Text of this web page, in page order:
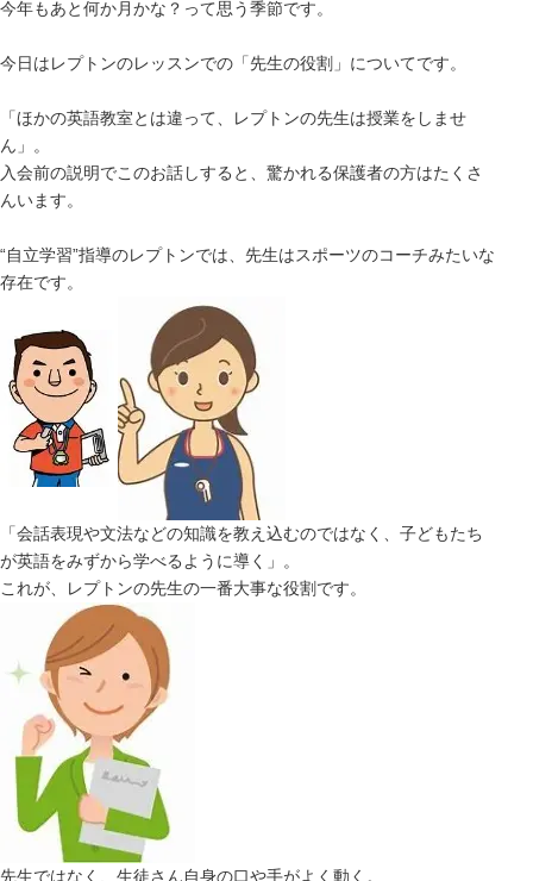
今年もあと何か月かな？って思う季節です。
今日はレプトンのレッスンでの「先生の役割」についてです。
「ほかの英語教室とは違って、レプトンの先生は授業をしませ
ん」。
入会前の説明でこのお話しすると、驚かれる保護者の方はたくさ
んいます。
“自立学習”指導のレプトンでは、先生はスポーツのコーチみたいな
存在です。
「会話表現や文法などの知識を教え込むのではなく、子どもたち
が英語をみずから学べるように導く」。
これが、レプトンの先生の一番大事な役割です。
先生ではなく、生徒さん自身の口や手がよく動く。